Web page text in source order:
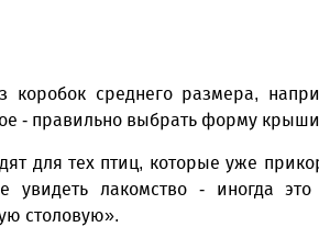
коробок среднего размера,
- правильно выбрать форму
для тех птиц, которые уже
увидеть лакомство - иногда
столовую».